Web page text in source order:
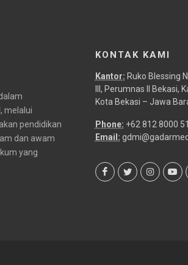
melalui
pendidikan
dan awam
yang
KONTAK KAMI
Kantor: Ruko Blessing
III, Perumnas II Bekasi,
Kota Bekasi – Jawa
Phone: +62 812 8000
Email: